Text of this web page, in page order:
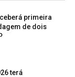
primeira
de dois
terá